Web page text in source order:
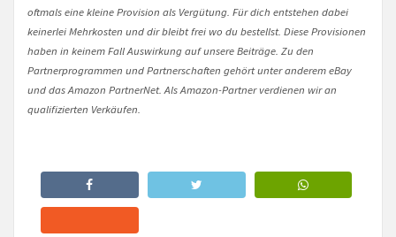
oftmals eine kleine Provision als Vergütung. Für dich entstehen dabei
keinerlei Mehrkosten und dir bleibt frei wo du bestellst. Diese Provisionen
haben in keinem Fall Auswirkung auf unsere Beiträge. Zu den
Partnerprogrammen und Partnerschaften gehört unter anderem eBay
und das Amazon PartnerNet. Als Amazon-Partner verdienen wir an
qualifizierten Verkäufen.